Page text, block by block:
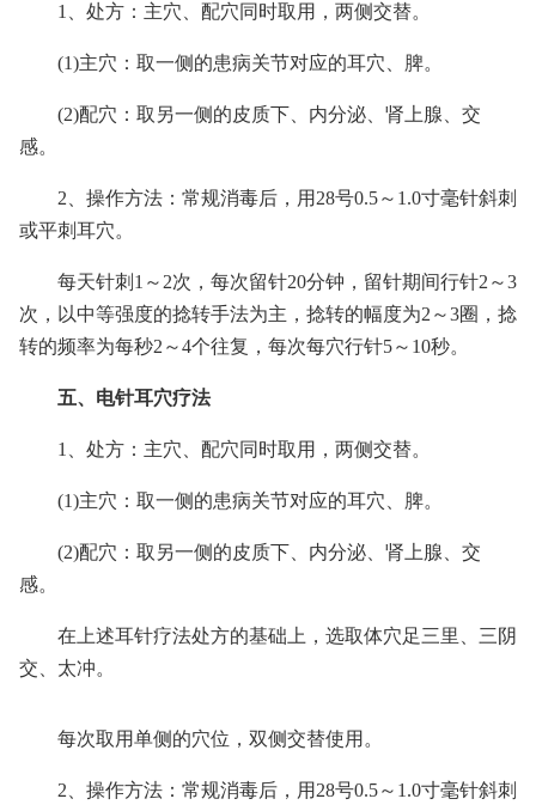
1、处方：主穴、配穴同时取用，两侧交替。
(1)主穴：取一侧的患病关节对应的耳穴、脾。
(2)配穴：取另一侧的皮质下、内分泌、肾上腺、交
感。
2、操作方法：常规消毒后，用28号0.5～1.0寸毫针斜刺
或平刺耳穴。
每天针刺1～2次，每次留针20分钟，留针期间行针2～3
次，以中等强度的捻转手法为主，捻转的幅度为2～3圈，捻
转的频率为每秒2～4个往复，每次每穴行针5～10秒。
五、电针耳穴疗法
1、处方：主穴、配穴同时取用，两侧交替。
(1)主穴：取一侧的患病关节对应的耳穴、脾。
(2)配穴：取另一侧的皮质下、内分泌、肾上腺、交
感。
在上述耳针疗法处方的基础上，选取体穴足三里、三阴
交、太冲。
每次取用单侧的穴位，双侧交替使用。
2、操作方法：常规消毒后，用28号0.5～1.0寸毫针斜刺